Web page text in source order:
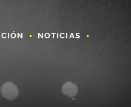
NOTICIAS